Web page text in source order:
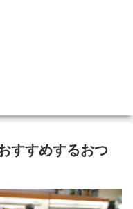
すすめするおつ